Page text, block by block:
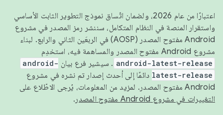
اعتبارًا من عام 2026، ولضمان اتّساق نموذج التطوير الثابت الأساسي
واستقرار المنصة في النظام المتكامل، سننشر رمز المصدر في مشروع
Android مفتوح المصدر (AOSP) في الربعَين الثاني والرابع. لبناء
مشروع Android مفتوح المصدر والمساهمة فيه، استخدِم
android-latest-release . سيشير فرع بيان android-
latest-release دائمًا إلى أحدث إصدار تم نشره في مشروع
Android مفتوح المصدر. لمزيد من المعلومات، يُرجى الاطّلاع على
التغييرات في مشروع Android مفتوح المصدر
.